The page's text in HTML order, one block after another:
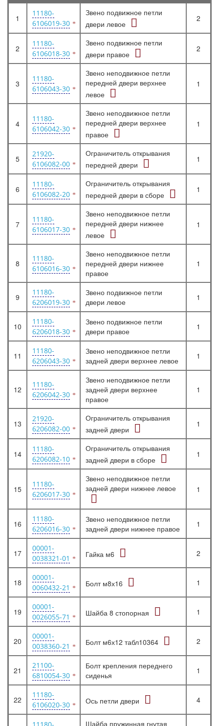
1
11180-
6106019-30
Звено подвижное петли
двери левое
2
2
11180-
6106018-30
Звено подвижное петли
двери правое
2
3
11180-
6106043-30
Звено неподвижное петли
передней двери верхнее
левое
1
4
11180-
6106042-30
Звено неподвижное петли
передней двери верхнее
правое
1
5
21920-
6106082-00
Ограничитель открывания
передней двери
1
6
11180-
6106082-20
Ограничитель открывания
передней двери в сборе
1
7
11180-
6106017-30
Звено неподвижное петли
передней двери нижнее
левое
1
8
11180-
6106016-30
Звено неподвижное петли
передней двери нижнее
правое
1
9
11180-
6206019-30
Звено подвижное петли
двери левое
1
10
11180-
6206018-30
Звено подвижное петли
двери правое
1
11
11180-
6206043-30
Звено неподвижное петли
задней двери верхнее левое
1
12
11180-
6206042-30
Звено неподвижное петли
задней двери верхнее
правое
1
13
21920-
6206082-00
Ограничитель открывания
задней двери
1
14
11180-
6206082-10
Ограничитель открывания
задней двери в сборе
1
15
11180-
6206017-30
Звено неподвижное петли
задней двери нижнее левое
1
16
11180-
6206016-30
Звено неподвижное петли
задней двери нижнее правое
1
17
00001-
0038321-01
Гайка м6 2
18
00001-
0060432-21
Болт м8х16 1
19
00001-
0026055-71
Шайба 8 стопорная 1
20
00001-
0038360-21
Болт м6х12 табл10364 2
21
21100-
6810054-30
Болт крепления переднего
сиденья
1
22
11180-
6106020-30
Ось петли двери 4
Шайба пружинная гнутая